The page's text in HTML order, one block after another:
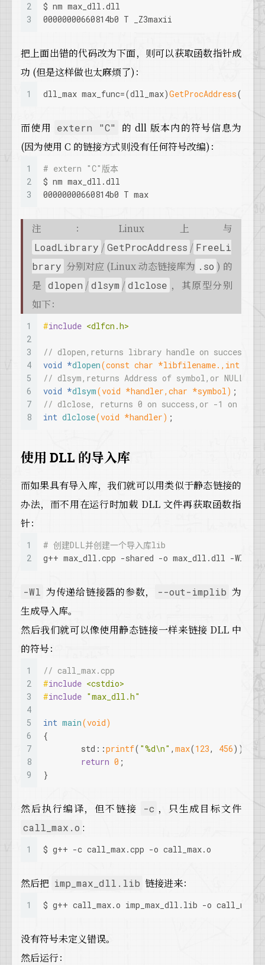
2
3
$ nm max_dll.dll
00000000660814b0 T _Z3maxii
把上面出错的代码改为下面，则可以获取函数指针成
功 (但是这样做也太麻烦了)：
1 dll_max max_func=(dll_max)GetProcAddress
而使用 extern "C"
的 dll 版本内的符号信息为
(因为使用 C 的链接方式则没有任何符号改编)：
1
2
3
# extern "C"版本
$ nm max_dll.dll
00000000660814b0 T max
注：Linux 上与
LoadLibrary /GetProcAddress / FreeLi
brary 分别对应 (Linux 动态链接库为 .so ) 的
是 dlopen / dlsym / dlclose ，其原型分别
如下：
1
2
3
4
5
6
7
8
#include <dlfcn.h>
// dlopen,returns library handle on success,
void *dlopen(const char *libfilename., int
// dlsym,returns Address of symbol,or NULL if
void *dlsym(void *handler, char *symbol) ;
// dlclose, returns 0 on success,or -1 on error
int dlclose(void *handler) ;
使用 DLL 的导入库
而如果具有导入库，我们就可以用类似于静态链接的
办法，而不用在运行时加载 DLL 文件再获取函数指
针：
1
2
# 创建DLL并创建一个导入库lib
g++ max_dll.cpp -shared -o max_dll.dll -Wl,--
-Wl 为传递给链接器的参数， --out-implib 为
生成导入库。
然后我们就可以像使用静态链接一样来链接 DLL 中
的符号：
1
2
3
4
5
6
7
8
9
// call_max.cpp
#include <cstdio>
#include "max_dll.h"
int main(void)
{
	std::
printf( "%d\n" , max(123, 456));
return 0 ;
}
然后执行编译，但不链接 -c ，只生成目标文件
call_max.o :
1 $ g++ -c call_max.cpp -o call_max.o
然后把 imp_max_dll.lib 链接进来：
1 $ g++ call_max.o imp_max_dll.lib -o
没有符号未定义错误。
然后运行：